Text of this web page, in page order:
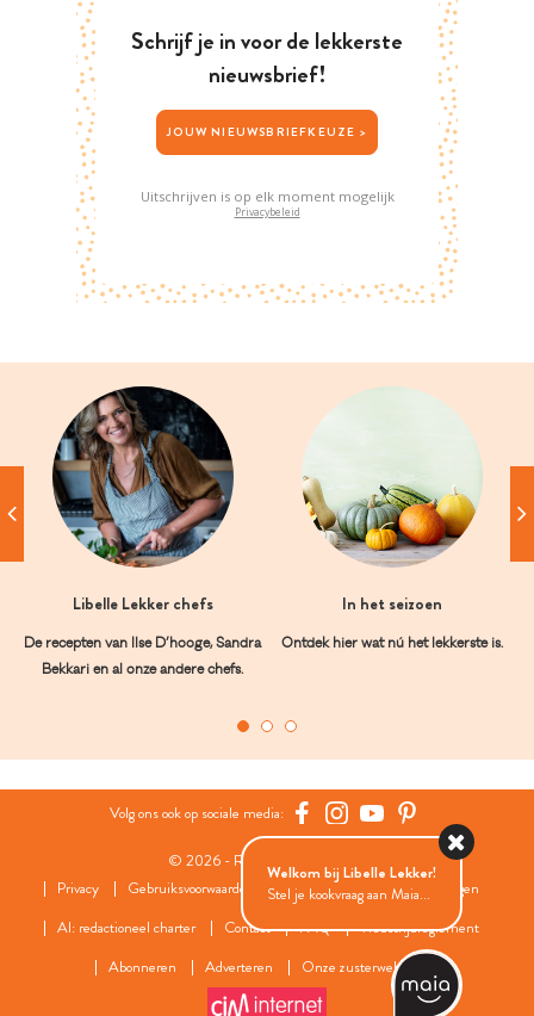
Schrijf je in voor de lekkerste
nieuwsbrief!
JOUW NIEUWSBRIEFKEUZE >
Uitschrijven is op elk moment mogelijk
Privacybeleid
Libelle Lekker chefs
De recepten van Ilse D’hooge, Sandra
Bekkari en al onze andere chefs.
In het seizoen
Ontdek hier wat nú het lekkerste is.
Volg ons ook op sociale media:
© 2026 - Roularta Media Group
Privacy
Gebruiksvoorwaarden Cookies
Cookies instellingen
AI: redactioneel charter
Contact FAQ
Wedstrijdreglement
Abonneren
Adverteren Onze zusterwebsites
Welkom bij Libelle Lekker!
Stel je kookvraag aan Maia...